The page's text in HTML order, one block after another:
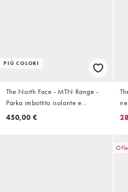
PIÙ COLORI
The North Face - MTN Range -
Parka imbottito isolante e
impermeabile verde con
450,00 €